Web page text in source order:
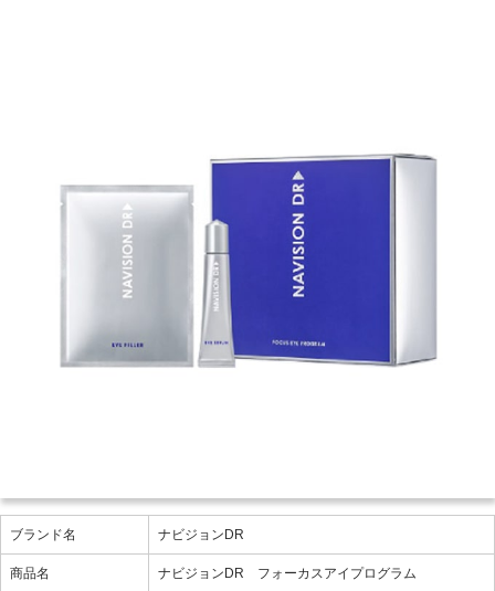
ブランド名 ナビジョンDR
商品名 ナビジョンDR フォーカスアイプログラム